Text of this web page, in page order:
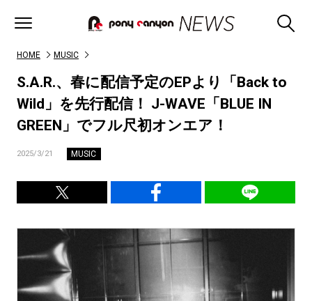
HOME MUSIC
S.A.R.、春に配信予定のEPより「Back to
Wild」を先行配信！ J-WAVE「BLUE IN
GREEN」でフル尺初オンエア！
2025/3/21 MUSIC